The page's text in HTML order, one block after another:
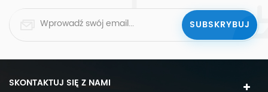
SKONTAKTUJ SIĘ Z NAMI